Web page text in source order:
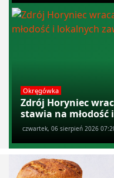
Okręgówka
Zdrój Horyniec
stawia na
czwartek, 06 sierpień 2026